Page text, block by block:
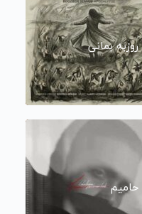
روزبه بمانی
حامیم